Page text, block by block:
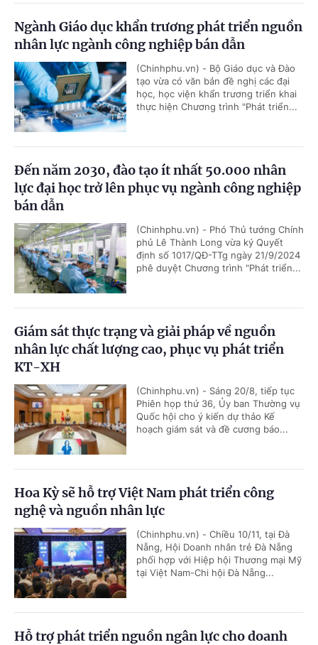
Ngành Giáo dục khẩn trương phát triển nguồn
nhân lực ngành công nghiệp bán dẫn
(Chinhphu.vn) - Bộ Giáo dục và Đào
tạo vừa có văn bản đề nghị các đại
học, học viện khẩn trương triển khai
thực hiện Chương trình "Phát triển...
Đến năm 2030, đào tạo ít nhất 50.000 nhân
lực đại học trở lên phục vụ ngành công nghiệp
bán dẫn
(Chinhphu.vn) - Phó Thủ tướng Chính
phủ Lê Thành Long vừa ký Quyết
định số 1017/QĐ-TTg ngày 21/9/2024
phê duyệt Chương trình "Phát triển...
Giám sát thực trạng và giải pháp về nguồn
nhân lực chất lượng cao, phục vụ phát triển
KT-XH
(Chinhphu.vn) - Sáng 20/8, tiếp tục
Phiên họp thứ 36, Ủy ban Thường vụ
Quốc hội cho ý kiến dự thảo Kế
hoạch giám sát và đề cương báo...
Hoa Kỳ sẽ hỗ trợ Việt Nam phát triển công
nghệ và nguồn nhân lực
(Chinhphu.vn) - Chiều 10/11, tại Đà
Nẵng, Hội Doanh nhân trẻ Đà Nẵng
phối hợp với Hiệp hội Thương mại Mỹ
tại Việt Nam-Chi hội Đà Nẵng...
Hỗ trợ phát triển nguồn ngân lực cho doanh